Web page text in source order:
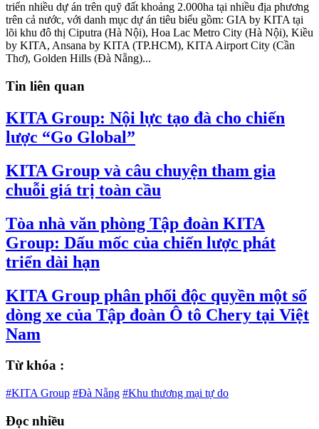
triển nhiều dự án trên quỹ đất khoảng 2.000ha tại nhiều địa phương
trên cả nước, với danh mục dự án tiêu biểu gồm: GIA by KITA tại
lõi khu đô thị Ciputra (Hà Nội), Hoa Lac Metro City (Hà Nội), Kiều
by KITA, Ansana by KITA (TP.HCM), KITA Airport City (Cần
Thơ), Golden Hills (Đà Nẵng)...
Tin liên quan
KITA Group: Nội lực tạo đà cho chiến
lược “Go Global”
KITA Group và câu chuyện tham gia
chuỗi giá trị toàn cầu
Tòa nhà văn phòng Tập đoàn KITA
Group: Dấu mốc của chiến lược phát
triển dài hạn
KITA Group phân phối độc quyền một số
dòng xe của Tập đoàn Ô tô Chery tại Việt
Nam
Từ khóa :
#KITA Group #Đà Nẵng #Khu thương mại tự do
Đọc nhiều